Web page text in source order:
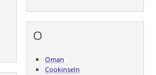
O
Oman
Cookinseln